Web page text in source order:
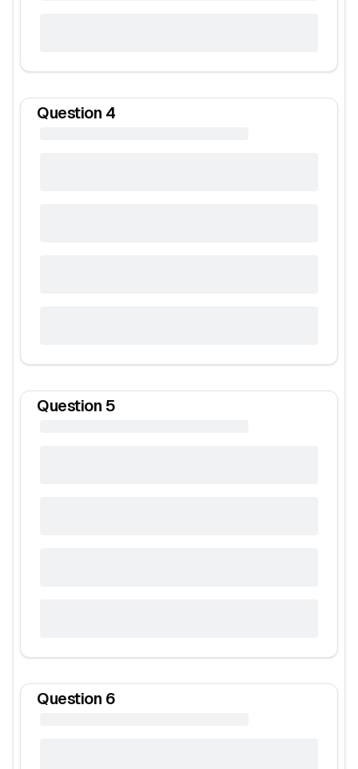
Question 4
Question 5
Question 6